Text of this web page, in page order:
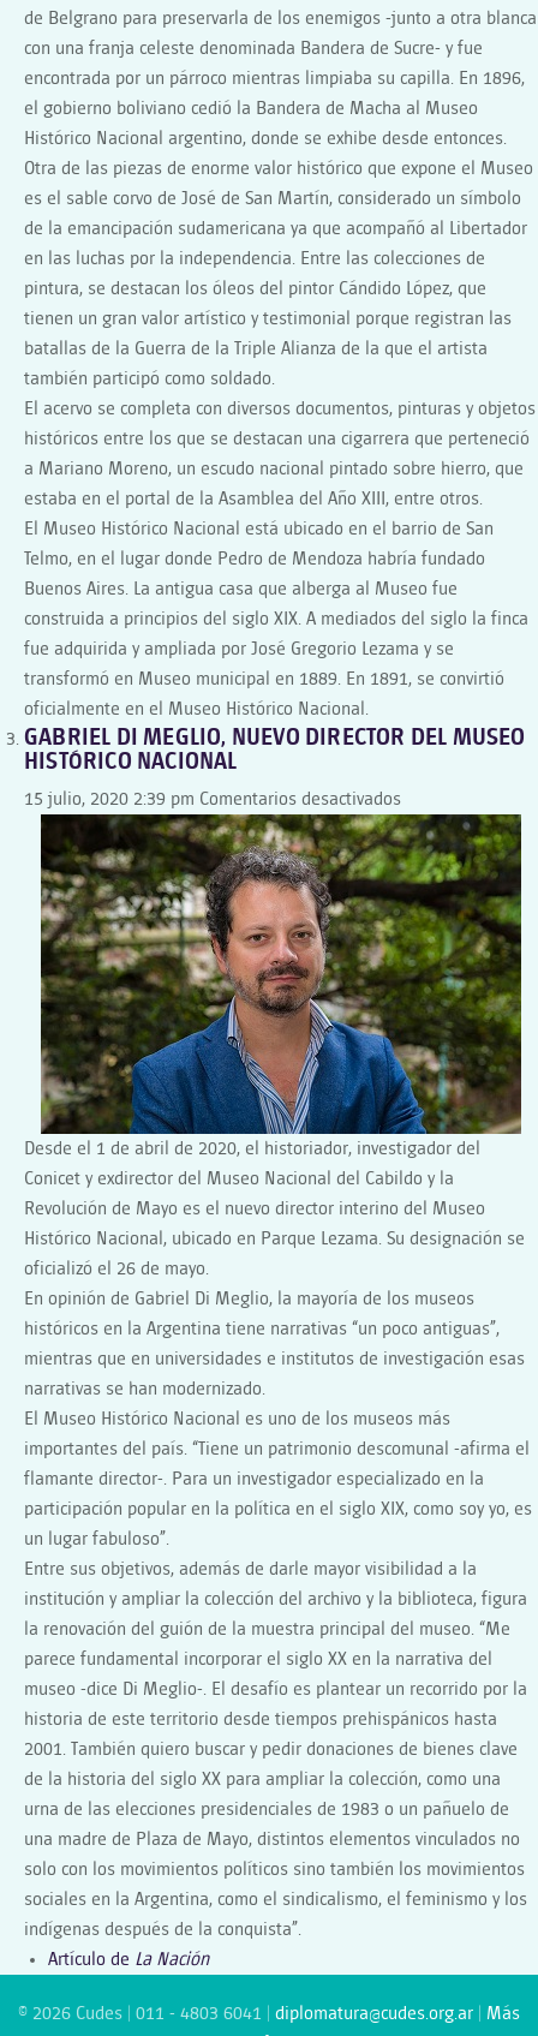
de Belgrano para preservarla de los enemigos -junto a otra blanca
con una franja celeste denominada Bandera de Sucre- y fue
encontrada por un párroco mientras limpiaba su capilla. En 1896,
el gobierno boliviano cedió la Bandera de Macha al Museo
Histórico Nacional argentino, donde se exhibe desde entonces.
Otra de las piezas de enorme valor histórico que expone el Museo
es el sable corvo de José de San Martín, considerado un símbolo
de la emancipación sudamericana ya que acompañó al Libertador
en las luchas por la independencia. Entre las colecciones de
pintura, se destacan los óleos del pintor Cándido López, que
tienen un gran valor artístico y testimonial porque registran las
batallas de la Guerra de la Triple Alianza de la que el artista
también participó como soldado.
El acervo se completa con diversos documentos, pinturas y objetos
históricos entre los que se destacan una cigarrera que perteneció
a Mariano Moreno, un escudo nacional pintado sobre hierro, que
estaba en el portal de la Asamblea del Año XIII, entre otros.
El Museo Histórico Nacional está ubicado en el barrio de San
Telmo, en el lugar donde Pedro de Mendoza habría fundado
Buenos Aires. La antigua casa que alberga al Museo fue
construida a principios del siglo XIX. A mediados del siglo la finca
fue adquirida y ampliada por José Gregorio Lezama y se
transformó en Museo municipal en 1889. En 1891, se convirtió
oficialmente en el Museo Histórico Nacional.
GABRIEL DI MEGLIO, NUEVO DIRECTOR DEL MUSEO
HISTÓRICO NACIONAL
15 julio, 2020 2:39 pm Comentarios desactivadosen
GABRIEL
DI
MEGLIO,
NUEVO
DIRECTOR
DEL
MUSEO
HISTÓRICO
NACIONAL
Desde el 1 de abril de 2020, el historiador, investigador del
Conicet y exdirector del Museo Nacional del Cabildo y la
Revolución de Mayo es el nuevo director interino del Museo
Histórico Nacional, ubicado en Parque Lezama. Su designación se
oficializó el 26 de mayo.
En opinión de Gabriel Di Meglio, la mayoría de los museos
históricos en la Argentina tiene narrativas “un poco antiguas”,
mientras que en universidades e institutos de investigación esas
narrativas se han modernizado.
El Museo Histórico Nacional es uno de los museos más
importantes del país. “Tiene un patrimonio descomunal -afirma el
flamante director-. Para un investigador especializado en la
participación popular en la política en el siglo XIX, como soy yo, es
un lugar fabuloso”.
Entre sus objetivos, además de darle mayor visibilidad a la
institución y ampliar la colección del archivo y la biblioteca, figura
la renovación del guión de la muestra principal del museo. “Me
parece fundamental incorporar el siglo XX en la narrativa del
museo -dice Di Meglio-. El desafío es plantear un recorrido por la
historia de este territorio desde tiempos prehispánicos hasta
2001. También quiero buscar y pedir donaciones de bienes clave
de la historia del siglo XX para ampliar la colección, como una
urna de las elecciones presidenciales de 1983 o un pañuelo de
una madre de Plaza de Mayo, distintos elementos vinculados no
solo con los movimientos políticos sino también los movimientos
sociales en la Argentina, como el sindicalismo, el feminismo y los
indígenas después de la conquista”.
Artículo de La Nación
© 2026 Cudes | 011 - 4803 6041 | diplomatura@cudes.org.ar
Más